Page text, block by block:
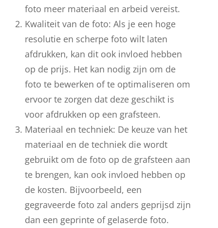
foto meer materiaal en arbeid vereist.
Kwaliteit van de foto: Als je een hoge
resolutie en scherpe foto wilt laten
afdrukken, kan dit ook invloed hebben
op de prijs. Het kan nodig zijn om de
foto te bewerken of te optimaliseren om
ervoor te zorgen dat deze geschikt is
voor afdrukken op een grafsteen.
Materiaal en techniek: De keuze van het
materiaal en de techniek die wordt
gebruikt om de foto op de grafsteen aan
te brengen, kan ook invloed hebben op
de kosten. Bijvoorbeeld, een
gegraveerde foto zal anders geprijsd zijn
dan een geprinte of gelaserde foto.